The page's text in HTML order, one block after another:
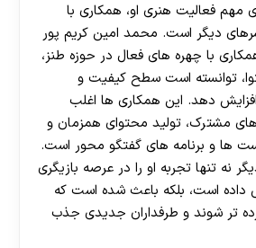
مهم فعالیت هنری او، همکاری با
دیگر است. محمد امین کریم پور
با چهره های فعال در حوزه طنز،
توانسته است سطح کیفیت و
دهد. این همکاری ها اغلب
مشترک، تولید محتوای همزمان و
ها و برنامه های گفتگو محور است.
نه تنها تجربه او را در عرصه بازیگری
داده است، بلکه باعث شده است که
تر شوند و طرفداران جدیدی جذب